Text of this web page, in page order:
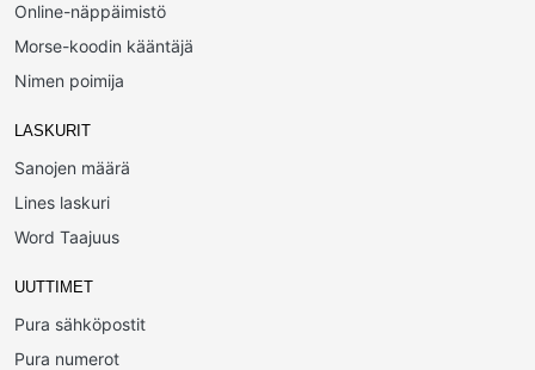
Online-näppäimistö
Morse-koodin kääntäjä
Nimen poimija
LASKURIT
Sanojen määrä
Lines laskuri
Word Taajuus
UUTTIMET
Pura sähköpostit
Pura numerot